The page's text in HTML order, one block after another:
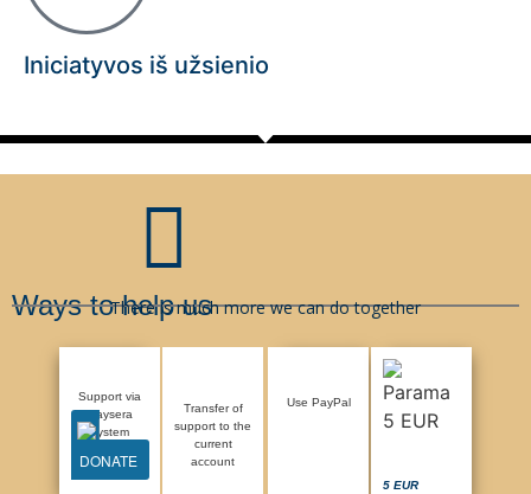
Iniciatyvos iš užsienio
Ways to help usThere is much more we can do together
Support via
Paysera
system
DONATE
Transfer of
support to the
current
account
Use PayPal
5 EUR